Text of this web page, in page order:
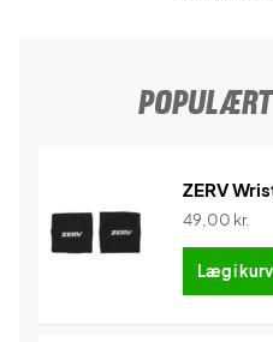
ZERV
49,00 kr.
Læg i kurv